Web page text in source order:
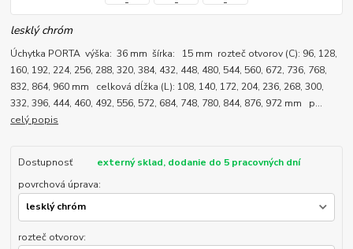
lesklý chróm
Úchytka PORTA výška: 36 mm šírka: 15 mm rozteč otvorov (C): 96, 128,
160, 192, 224, 256, 288, 320, 384, 432, 448, 480, 544, 560, 672, 736, 768,
832, 864, 960 mm celková dĺžka (L): 108, 140, 172, 204, 236, 268, 300,
332, 396, 444, 460, 492, 556, 572, 684, 748, 780, 844, 876, 972 mm p...
celý popis
Dostupnosť
externý sklad, dodanie do 5 pracovných dní
povrchová úprava:
rozteč otvorov: